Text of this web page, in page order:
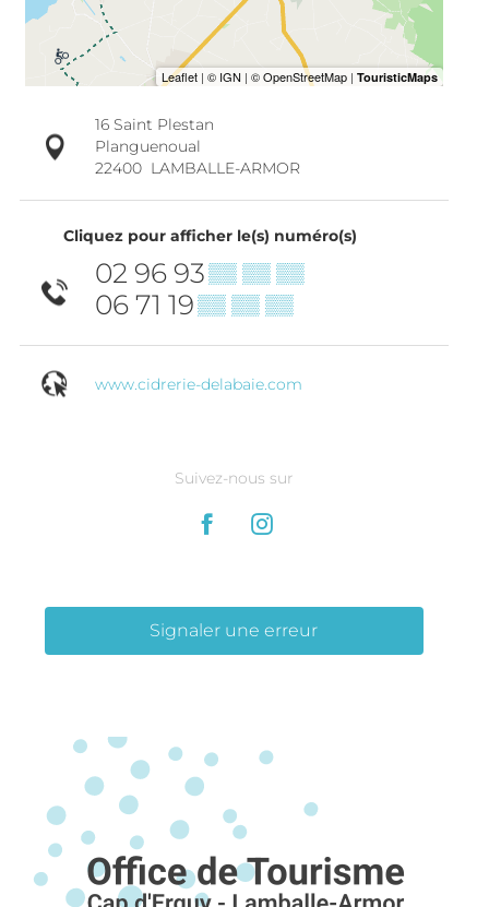
16 Saint Plestan
Planguenoual
22400 LAMBALLE-ARMOR
Cliquez pour afficher le(s) numéro(s)
02 96 93▒▒ ▒▒ ▒▒
06 71 19▒▒ ▒▒ ▒▒
www.cidrerie-delabaie.com
Suivez-nous sur
Signaler une erreur